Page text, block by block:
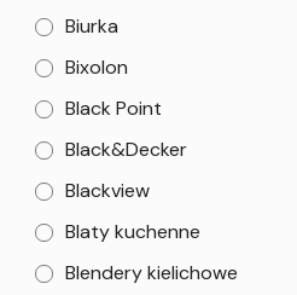
Biurka
Bixolon
Black Point
Black&Decker
Blackview
Blaty kuchenne
Blendery kielichowe